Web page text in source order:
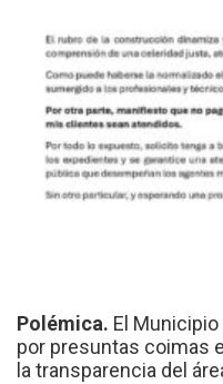
Polémica. El
por presuntas coimas
la transparencia del